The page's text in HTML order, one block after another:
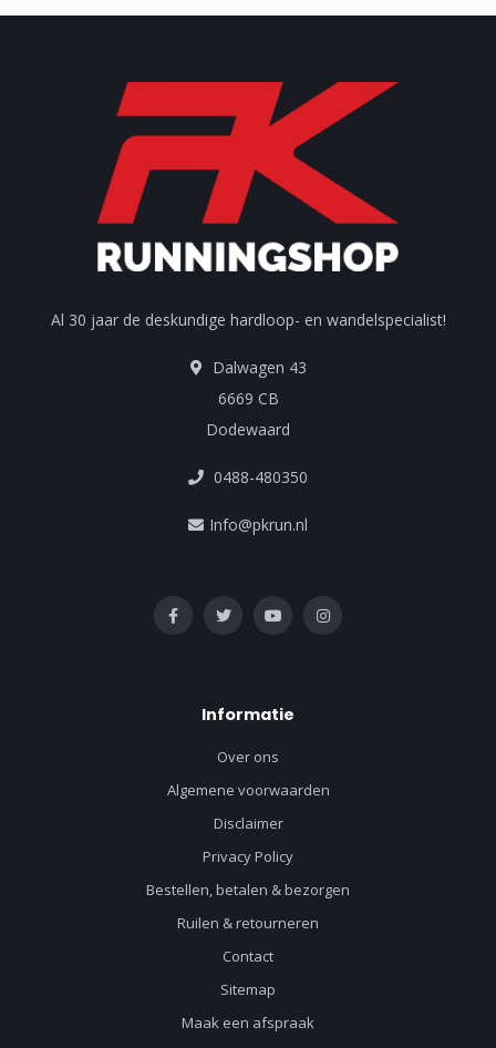
Al 30 jaar de deskundige hardloop- en wandelspecialist!
Dalwagen 43
6669 CB
Dodewaard
0488-480350
Info@pkrun.nl
Informatie
Over ons
Algemene voorwaarden
Disclaimer
Privacy Policy
Bestellen, betalen & bezorgen
Ruilen & retourneren
Contact
Sitemap
Maak een afspraak